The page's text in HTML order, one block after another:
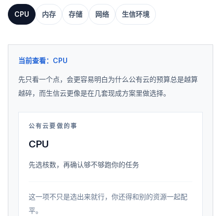
CPU 内存 存储 网络 生信环境
当前查看： CPU
先只看一个点，会更容易明白为什么公有云的预算总是越算
越碎，而生信云更像是在几套现成方案里做选择。
公有云要做的事
CPU
先选核数，再确认够不够跑你的任务
这一项不只是选出来就行，你还得和别的资源一起配
平。